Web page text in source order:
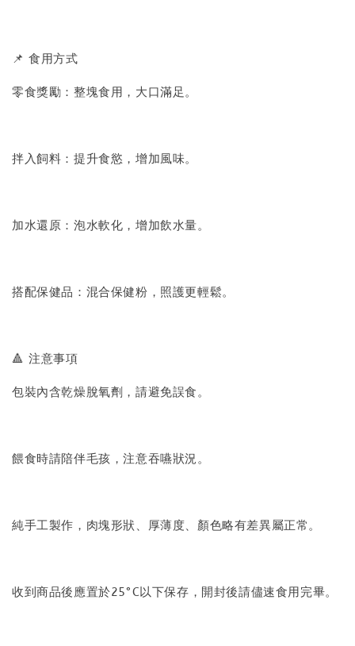
📌 食用方式
零食獎勵：整塊食用，大口滿足。
拌入飼料：提升食慾，增加風味。
加水還原：泡水軟化，增加飲水量。
搭配保健品：混合保健粉，照護更輕鬆。
🔺 注意事項
包裝內含乾燥脫氧劑，請避免誤食。
餵食時請陪伴毛孩，注意吞嚥狀況。
純手工製作，肉塊形狀、厚薄度、顏色略有差異屬正常。
收到商品後應置於25°C以下保存，開封後請儘速食用完畢。